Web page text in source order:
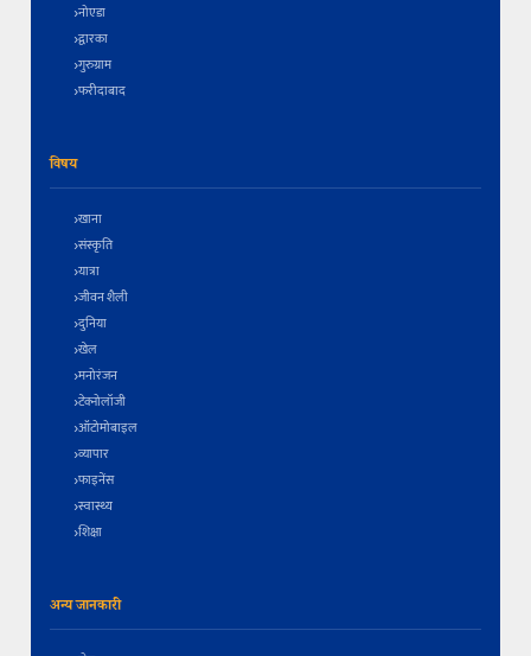
नोएडा
द्वारका
गुरुग्राम
फरीदाबाद
विषय
खाना
संस्कृति
यात्रा
जीवन शैली
दुनिया
खेल
मनोरंजन
टेक्नोलॉजी
ऑटोमोबाइल
व्यापार
फाइनेंस
स्वास्थ्य
शिक्षा
अन्य जानकारी